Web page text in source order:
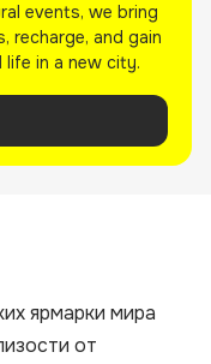
events, we bring
recharge, and gain
life in a new city.
ярмарки мира
от